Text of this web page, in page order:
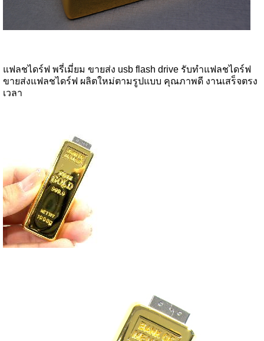
แฟลชไดร์ฟ พรี่เมี่ยม ขายส่ง usb flash drive รับทำแฟลชไดร์ฟ
ขายส่งแฟลชไดร์ฟ ผลิตใหม่ตามรูปแบบ คุณภาพดี งานเสร็จตรง
เวลา